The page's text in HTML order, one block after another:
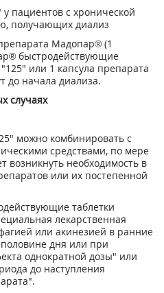
пациентов с хронической
получающих диализ
Мадопар® (1
быстродействующие
или 1 капсула препарата
до начала диализа.
случаях
можно комбинировать с
средствами, по мере
возникнуть необходимость в
или их постепенной
таблетки
лекарственная
или акинезией в ранние
дня или при
однократной дозы" или
до наступления